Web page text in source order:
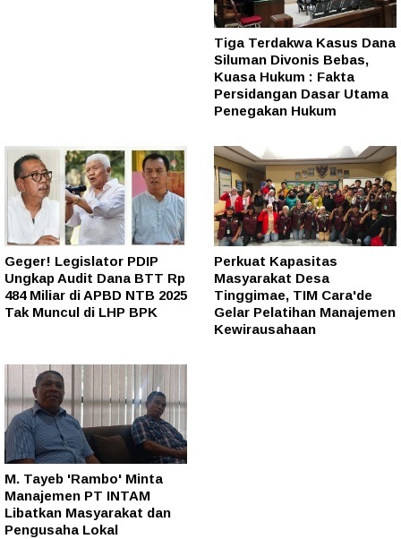
Tiga Terdakwa Kasus Dana
Siluman Divonis Bebas,
Kuasa Hukum : Fakta
Persidangan Dasar Utama
Penegakan Hukum
Geger! Legislator PDIP
Ungkap Audit Dana BTT Rp
484 Miliar di APBD NTB 2025
Tak Muncul di LHP BPK
Perkuat Kapasitas
Masyarakat Desa
Tinggimae, TIM Cara'de
Gelar Pelatihan Manajemen
Kewirausahaan
M. Tayeb 'Rambo' Minta
Manajemen PT INTAM
Libatkan Masyarakat dan
Pengusaha Lokal